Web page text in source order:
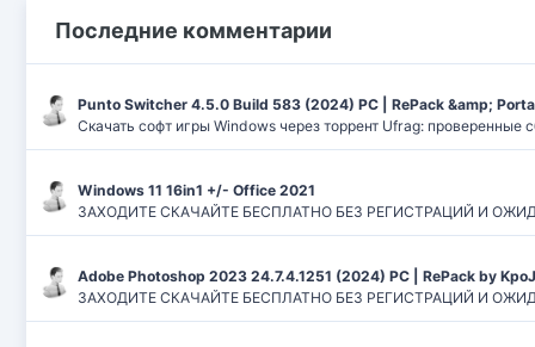
Последние комментарии
Punto Switcher 4.5.0 Build 583 (2024) РС | RePack &amp;
Скачать софт игры Windows через торрент Ufrag: проверенные
Windows 11 16in1 +/- Office 2021
ЗАХОДИТЕ СКАЧАЙТЕ БЕСПЛАТНО БЕЗ РЕГИСТРАЦИЙ И
Adobe Photoshop 2023 24.7.4.1251 (2024) PC | RePack by
ЗАХОДИТЕ СКАЧАЙТЕ БЕСПЛАТНО БЕЗ РЕГИСТРАЦИЙ И